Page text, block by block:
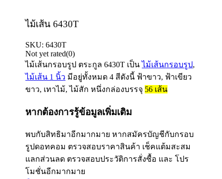
ไม้เส้น 6430T
SKU:6430T
Not yet rated(0)
ไม้เส้นกรอบรูป ตระกูล6430T เป็นไม้เส้นกรอบรูป,
ไม้เส้น 1 นิ้ว มีอยู่ทั้งหมด 4 สีดังนี้ ฟ้าขาว, ฟ้าเขียว
ขาว, เทาไม้, ไม้สัก หนึ่งกล่องบรรจุ 56 เส้น
หากต้องการรู้ข้อมูลเพิ่มเติม
พบกับสิทธิมาอีกมากมาย หากสมัครบัญชีกับกรอบ
รูปดอทคอม ตรวจสอบราคาสินค้า เช็คแต้มสะสม
แลกส่วนลด ตรวจสอบประวัติการสั่งซื้อ และ โปร
โมชั่นอีกมากมาย